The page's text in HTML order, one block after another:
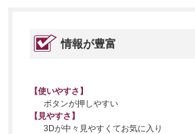
情報が豊富
【使いやすさ】
ボタンが押しやすい
【見やすさ】
3Dが中々見やすくてお気に入り